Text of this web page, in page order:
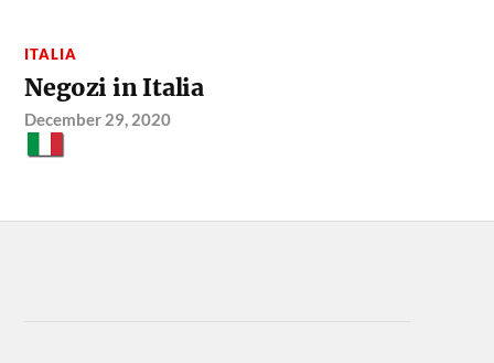
ITALIA
Negozi in Italia
December 29, 2020